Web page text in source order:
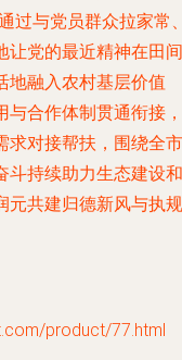
过与党员群众拉家常
让党的最近精神在田间
地融入农村基层价值
与合作体制贯通衔接，
求对接帮扶，围绕全市
斗持续助力生态建设和
元共建归德新风与执规
product/77.html